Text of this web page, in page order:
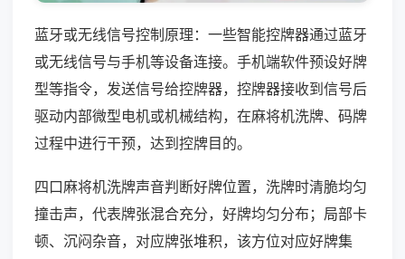
蓝牙或无线信号控制原理：一些智能控牌器通过蓝牙
或无线信号与手机等设备连接。手机端软件预设好牌
型等指令，发送信号给控牌器，控牌器接收到信号后
驱动内部微型电机或机械结构，在麻将机洗牌、码牌
过程中进行干预，达到控牌目的。
四口麻将机洗牌声音判断好牌位置，洗牌时清脆均匀
撞击声，代表牌张混合充分，好牌均匀分布；局部卡
顿、沉闷杂音，对应牌张堆积，该方位对应好牌集